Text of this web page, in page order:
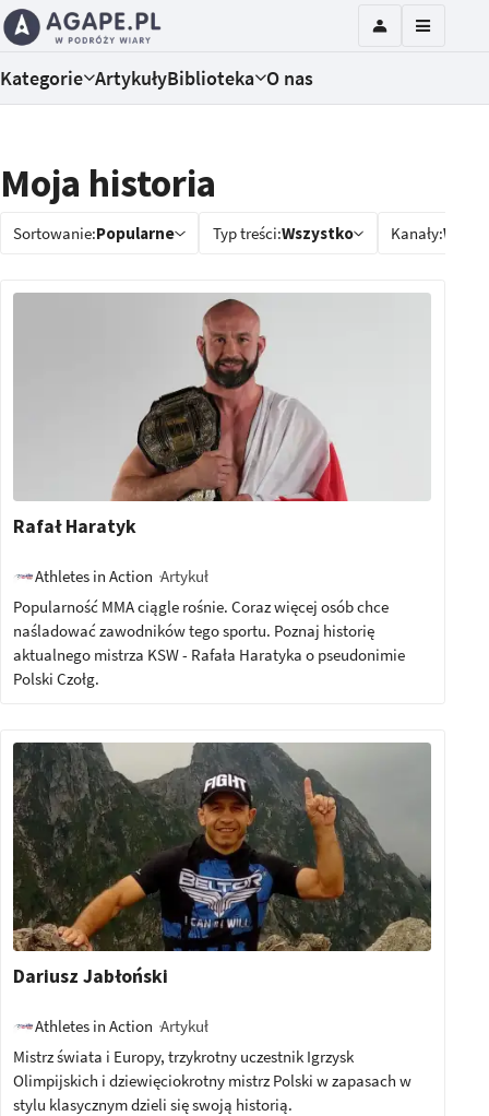
Kategorie ArtykułyBiblioteka O nas
Moja historia
Sortowanie:Popularne Typ treści:Wszystko Kanały:
Rafał Haratyk
Athletes in Action Artykuł
Popularność MMA ciągle rośnie. Coraz więcej osób chce
naśladować zawodników tego sportu. Poznaj historię
aktualnego mistrza KSW - Rafała Haratyka o pseudonimie
Polski Czołg.
Dariusz Jabłoński
Athletes in Action Artykuł
Mistrz świata i Europy, trzykrotny uczestnik Igrzysk
Olimpijskich i dziewięciokrotny mistrz Polski w zapasach w
stylu klasycznym dzieli się swoją historią.